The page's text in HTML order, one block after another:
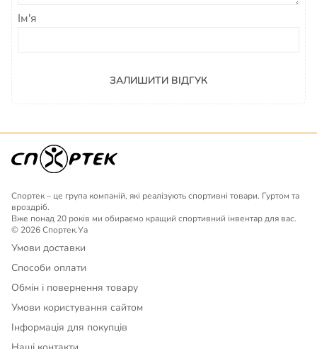
Ім'я
ЗАЛИШИТИ ВІДГУК
Спортек – це група компаній, які реалізують спортивні товари. Гуртом та
вроздріб.
Вже понад 20 років ми обираємо кращий спортивний інвентар для вас.
© 2026 Спортек.Уа
Умови доставки
Способи оплати
Обмін і повернення товару
Умови користування сайтом
Інформація для покупців